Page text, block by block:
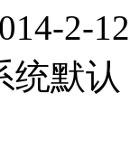
2-
统默认